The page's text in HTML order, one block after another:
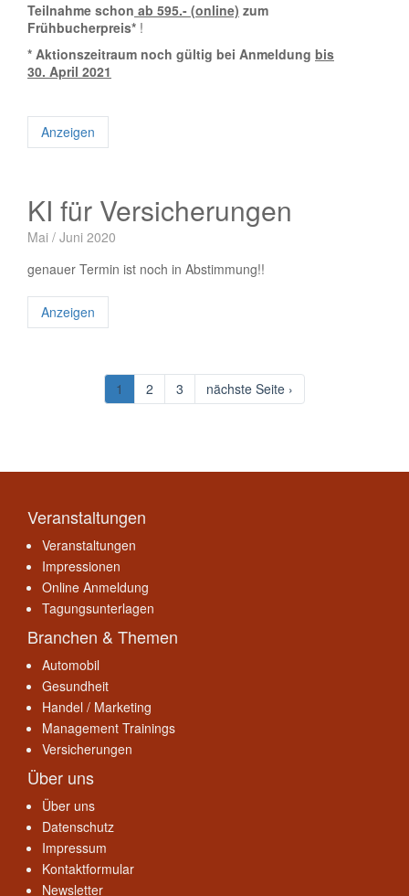
Teilnahme schon ab 595.- (online) zum
Frühbucherpreis* !
* Aktionszeitraum noch gültig bei Anmeldung bis
30. April 2021
Anzeigen
KI für Versicherungen
Mai / Juni 2020
genauer Termin ist noch in Abstimmung!!
Anzeigen
1 2 3 nächste Seite ›
Veranstaltungen
Veranstaltungen
Impressionen
Online Anmeldung
Tagungsunterlagen
Branchen & Themen
Automobil
Gesundheit
Handel / Marketing
Management Trainings
Versicherungen
Über uns
Über uns
Datenschutz
Impressum
Kontaktformular
Newsletter